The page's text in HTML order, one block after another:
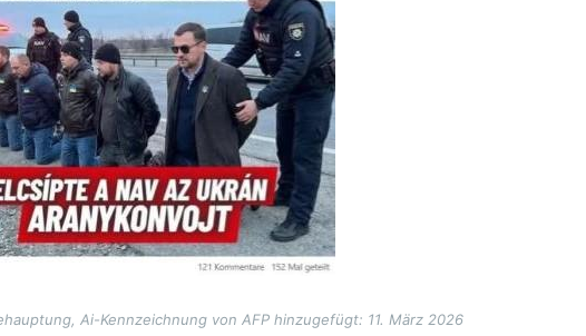
Ai-Kennzeichnung von AFP hinzugefügt: 11. März 2026